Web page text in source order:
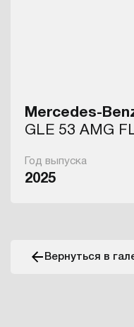
Mercedes-
GLE 53 AMG
Год выпуска
2025
Вернуться в